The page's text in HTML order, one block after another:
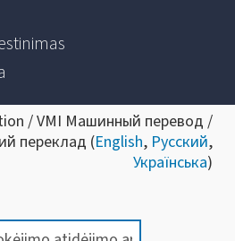
/ VMI Машинный перевод /
переклад (English, Русский,
Українська)